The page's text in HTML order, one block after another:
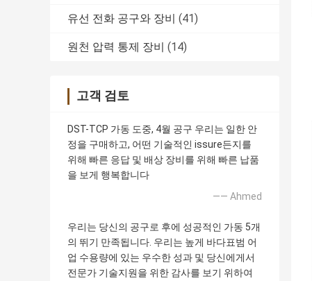
유선 전화 공구와 장비 (41)
원천 압력 통제 장비 (14)
고객 검토
DST-TCP 가동 도중, 4월 공구 우리는 일한 안
정을 구매하고, 어떤 기술적인 issure든지를
위해 빠른 응답 및 배상 장비를 위해 빠른 납품
을 보게 행복합니다
—— Ahmed
우리는 당신의 공구로 후에 성공적인 가동 5개
의 뛰기 만족됩니다. 우리는 높게 바다표범 어
업 수용량에 있는 우수한 성과 및 당신에게서
전문가 기술지원을 위한 감사를 보기 위하여